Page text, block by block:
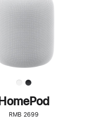
了
解
HomePod<
HomePod
RMB 2699